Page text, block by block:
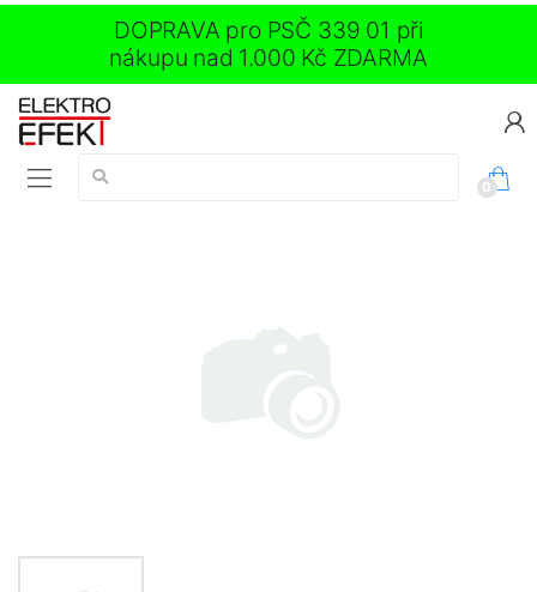
DOPRAVA pro PSČ 339 01 při
nákupu nad 1.000 Kč ZDARMA
Vyhledávání:
0